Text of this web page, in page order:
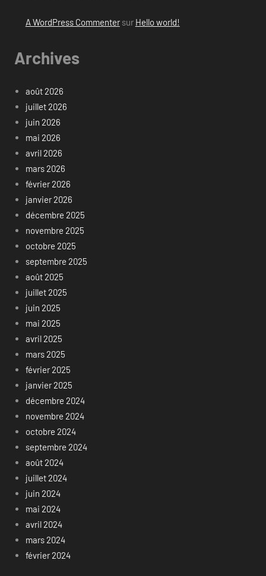
A WordPress Commentersur Hello world!
Archives
août 2026
juillet 2026
juin 2026
mai 2026
avril 2026
mars 2026
février 2026
janvier 2026
décembre 2025
novembre 2025
octobre 2025
septembre 2025
août 2025
juillet 2025
juin 2025
mai 2025
avril 2025
mars 2025
février 2025
janvier 2025
décembre 2024
novembre 2024
octobre 2024
septembre 2024
août 2024
juillet 2024
juin 2024
mai 2024
avril 2024
mars 2024
février 2024